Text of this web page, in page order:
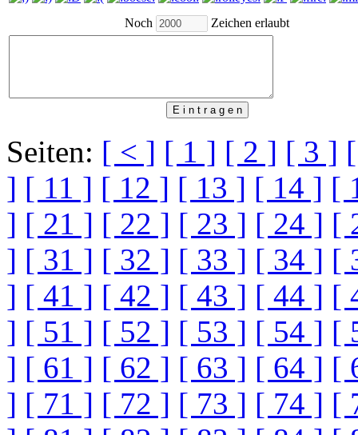
Noch Zeichen erlaubt
Seiten: [ < ] [ 1 ] [ 2 ] [ 3 ]
] [ 11 ] [ 12 ] [ 13 ] [ 14 ] [
] [ 21 ] [ 22 ] [ 23 ] [ 24 ] [
] [ 31 ] [ 32 ] [ 33 ] [ 34 ] [
] [ 41 ] [ 42 ] [ 43 ] [ 44 ] [
] [ 51 ] [ 52 ] [ 53 ] [ 54 ] [
] [ 61 ] [ 62 ] [ 63 ] [ 64 ] [
] [ 71 ] [ 72 ] [ 73 ] [ 74 ] [